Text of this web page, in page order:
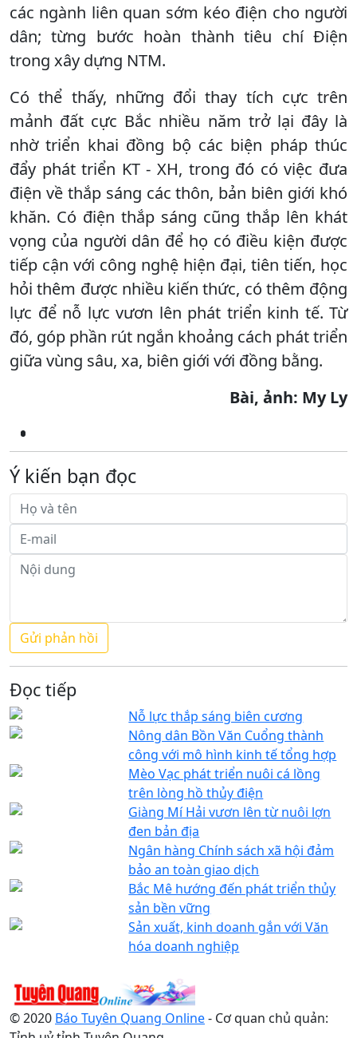
các ngành liên quan sớm kéo điện cho người
dân; từng bước hoàn thành tiêu chí Điện
trong xây dựng NTM.
Có thể thấy, những đổi thay tích cực trên
mảnh đất cực Bắc nhiều năm trở lại đây là
nhờ triển khai đồng bộ các biện pháp thúc
đẩy phát triển KT - XH, trong đó có việc đưa
điện về thắp sáng các thôn, bản biên giới khó
khăn. Có điện thắp sáng cũng thắp lên khát
vọng của người dân để họ có điều kiện được
tiếp cận với công nghệ hiện đại, tiên tiến, học
hỏi thêm được nhiều kiến thức, có thêm động
lực để nỗ lực vươn lên phát triển kinh tế. Từ
đó, góp phần rút ngắn khoảng cách phát triển
giữa vùng sâu, xa, biên giới với đồng bằng.
Bài, ảnh: My Ly
Ý kiến bạn đọc
Đọc tiếp
Nỗ lực thắp sáng biên cương
Nông dân Bồn Văn Cuổng thành
công với mô hình kinh tế tổng hợp
Mèo Vạc phát triển nuôi cá lồng
trên lòng hồ thủy điện
Giàng Mí Hải vươn lên từ nuôi lợn
đen bản địa
Ngân hàng Chính sách xã hội đảm
bảo an toàn giao dịch
Bắc Mê hướng đến phát triển thủy
sản bền vững
Sản xuất, kinh doanh gắn với Văn
hóa doanh nghiệp
© 2020 Báo Tuyên Quang Online- Cơ quan chủ quản: